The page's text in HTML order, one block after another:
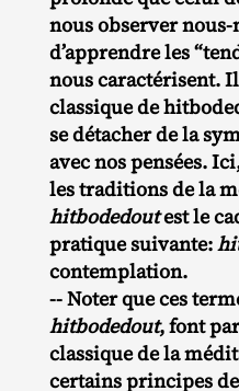
nous observer
d’apprendre les
nous caractérisent.
classique de
se détacher de la
avec nos pensées.
les traditions de la
hitbodedoutest le
pratique suivante:
contemplation.
-- Noter que ces
hitbodedout, font
classique de la
certains principes